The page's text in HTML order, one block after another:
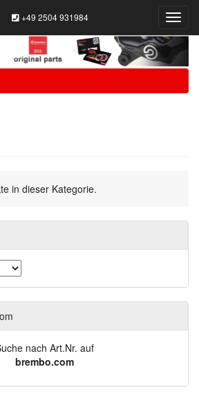
+49 2504 931984
in dieser Kategorie.
nach Art.Nr. auf
brembo.com